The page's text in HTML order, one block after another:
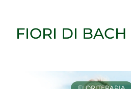
FIORI DI BACH
Pagina
Pagina